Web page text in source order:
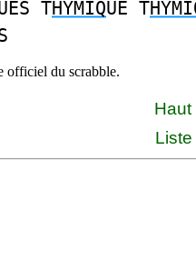
THYMIQUE T
officiel du scrabble.